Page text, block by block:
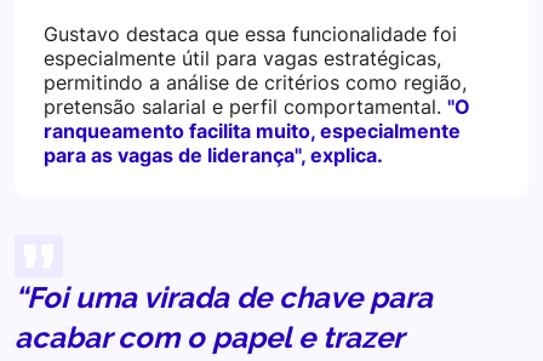
Gustavo destaca que essa funcionalidade foi
especialmente útil para vagas estratégicas,
permitindo a análise de critérios como região,
pretensão salarial e perfil comportamental. "O
ranqueamento facilita muito, especialmente
para as vagas de liderança", explica.
“Foi uma virada de chave para
acabar com o papel e trazer